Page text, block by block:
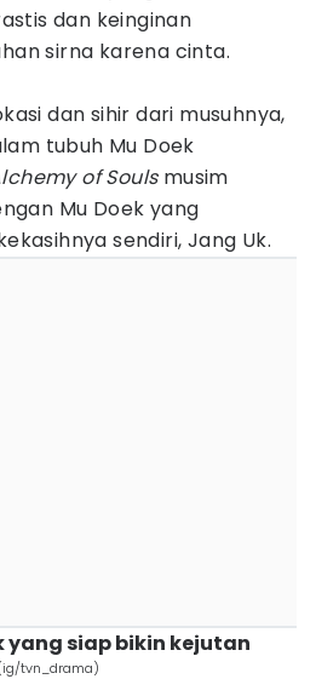
dan keinginan
sirna karena cinta.
dan sihir dari musuhnya,
tubuh Mu Doek
of Soulsmusim
Mu Doek yang
sendiri, Jang Uk.
yang siap bikin kejutan
(ig/tvn_drama)